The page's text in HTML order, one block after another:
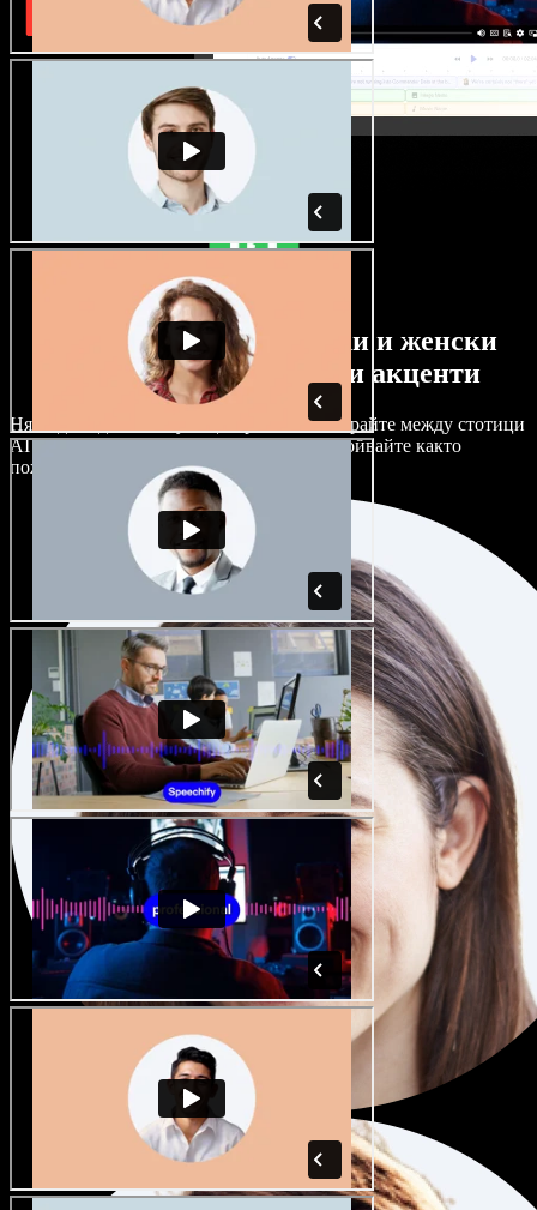
Огромен избор от мъжки и женски
гласове с най-различни акценти
Няма два еднакво звучащи проекта. Избирайте между стотици
AI гласови актьори и акценти и ги настройвайте както
пожелаете.